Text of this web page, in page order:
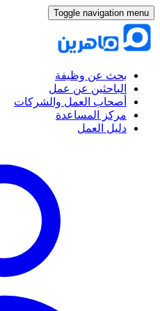
Toggle navigation menu
بحث عن وظيفة
الباحثين عن عمل
أصحاب العمل والشركات
مركز المساعدة
دليل العمل